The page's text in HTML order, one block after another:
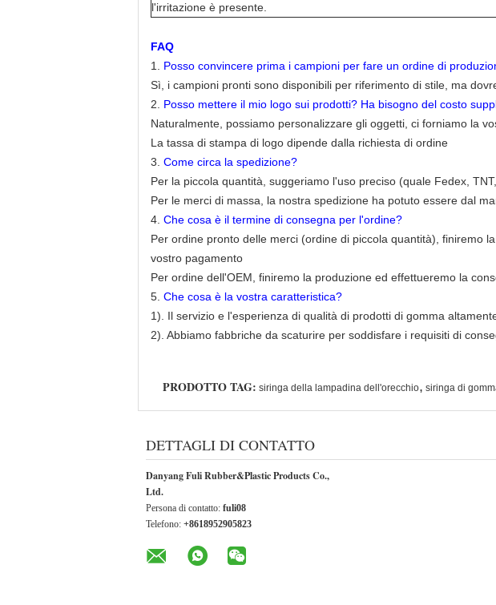
l'irritazione è presente.
FAQ
1. Posso convincere prima i campioni per fare un ordine di
Sì, i campioni pronti sono disponibili per riferimento di stile, ma
2. Posso mettere il mio logo sui prodotti? Ha bisogno del costo
Naturalmente, possiamo personalizzare gli oggetti, ci forniamo la
La tassa di stampa di logo dipende dalla richiesta di ordine
3. Come circa la spedizione?
Per la piccola quantità, suggeriamo l'uso preciso (quale Fedex,
Per le merci di massa, la nostra spedizione ha potuto essere dal
4. Che cosa è il termine di consegna per l'ordine?
Per ordine pronto delle merci (ordine di piccola quantità), finiremo
vostro pagamento
Per ordine dell'OEM, finiremo la produzione ed effettueremo la
5. Che cosa è la vostra caratteristica?
1). Il servizio e l'esperienza di qualità di prodotti di gomma
2). Abbiamo fabbriche da scaturire per soddisfare i requisiti di
PRODOTTO TAG: siringa della lampadina dell'orecchio, siringa di
DETTAGLI DI CONTATTO
Danyang Fuli Rubber&Plastic Products Co.,
Ltd.
Persona di contatto: fuli08
Telefono: +8618952905823